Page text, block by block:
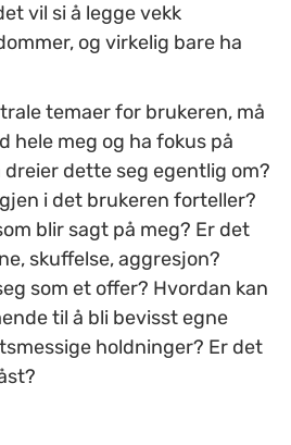
vil si å legge vekk
og virkelig bare ha
temaer for brukeren, må
hele meg og ha fokus på
dette seg egentlig om?
i det brukeren forteller?
blir sagt på meg? Er det
skuffelse, aggresjon?
som et offer? Hvordan kan
til å bli bevisst egne
holdninger? Er det